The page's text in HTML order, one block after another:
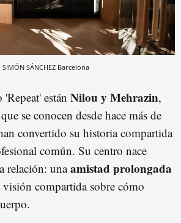
SIMÓN SÁNCHEZ Barcelona
'Repeat' están Nilou y Mehrazin,
se conocen desde hace más de
convertido su historia compartida
común. Su centro nace
relación: unaamistad prolongada
compartida sobre cómo